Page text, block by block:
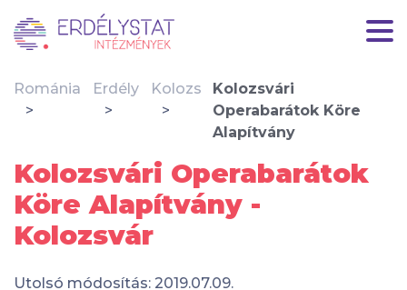
Románia Erdély Kolozs
Kolozsvári
Operabarátok Köre
Alapítvány
Kolozsvári Operabarátok
Köre Alapítvány -
Kolozsvár
Utolsó módosítás: 2019.07.09.